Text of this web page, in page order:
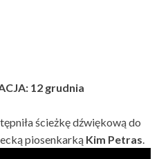
12 grudnia
ścieżkę dźwiękową do
piosenkarką Kim Petras.